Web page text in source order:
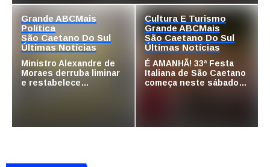
Grande ABCMais
Política
São Caetano Do Sul
Últimas Notícias
Ministro Alexandre de
Moraes derruba liminar
e restabelece
Cultura E Turismo
Grande ABCMais
São Caetano Do Sul
Últimas Notícias
É AMANHÃ! 33ª Festa
Italiana de São Caetano
começa neste sábado